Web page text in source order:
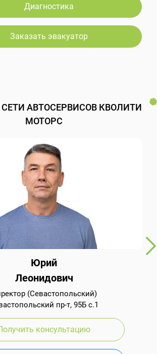
Диагностика
Заказать эвакуатор
АВТОСЕРВИСОВ КВОЛИТИ
МОТОРС
Юрий
Леонидович
(Севастопольский)
пр-т, 95Б с.1
консультацию